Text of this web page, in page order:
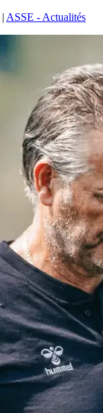
| ASSE - Actualités